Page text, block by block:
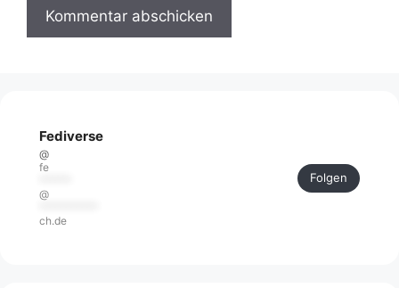
Fediverse
@
fe
@
ch.de
Folgen